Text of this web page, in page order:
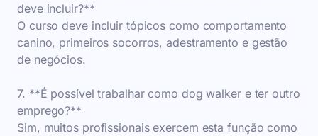
deve incluir?**
O curso deve incluir tópicos como comportamento
canino, primeiros socorros, adestramento e gestão
de negócios.
7. **É possível trabalhar como dog walker e ter outro
emprego?**
Sim, muitos profissionais exercem esta função como